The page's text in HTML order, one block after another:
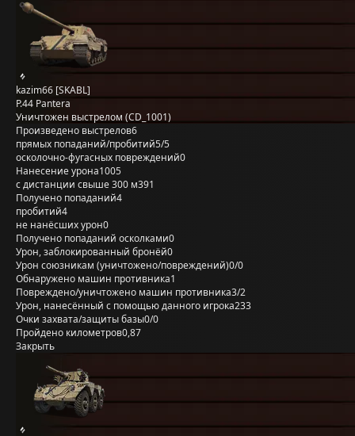
kazim66 [SKABL]
P.44 Pantera
Уничтожен выстрелом (CD_1001)
Произведено выстрелов6
прямых попаданий/пробитий5/5
осколочно-фугасных повреждений0
Нанесение урона1005
с дистанции свыше 300 м391
Получено попаданий4
пробитий4
не нанёсших урон0
Получено попаданий осколками0
Урон, заблокированный бронёй0
Урон союзникам (уничтожено/повреждений)0/0
Обнаружено машин противника1
Повреждено/уничтожено машин противника3/2
Урон, нанесённый с помощью данного игрока233
Очки захвата/защиты базы0/0
Пройдено километров0,87
Закрыть